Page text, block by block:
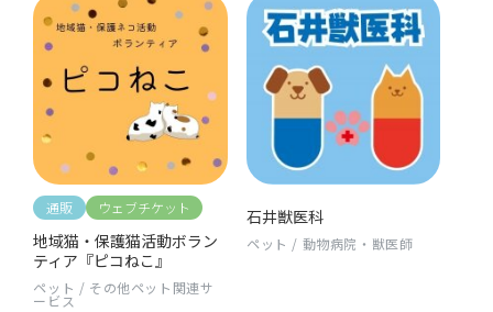
通販 ウェブチケット
地域猫・保護猫活動ボラン
ティア『ピコねこ』
ペット / その他ペット関連サ
ービス
石井獣医科
ペット / 動物病院・獣医師